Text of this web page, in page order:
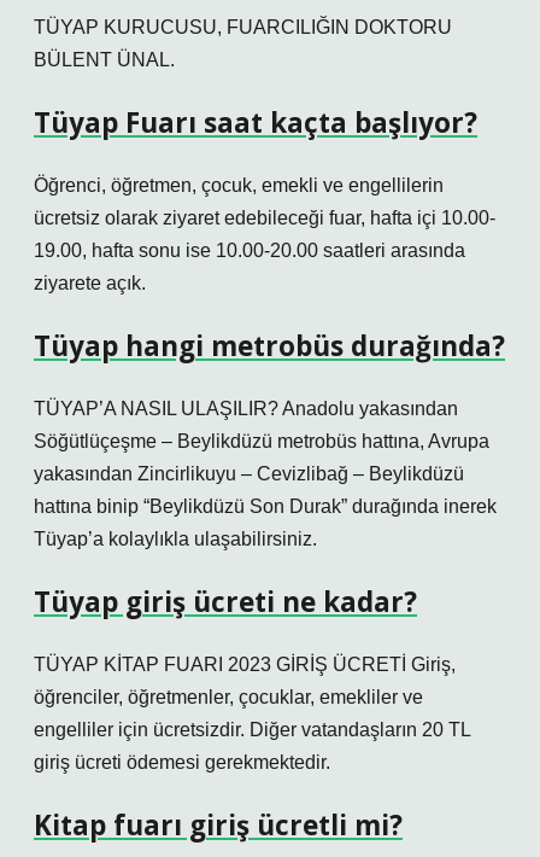
TÜYAP KURUCUSU, FUARCILIĞIN DOKTORU
BÜLENT ÜNAL.
Tüyap Fuarı saat kaçta başlıyor?
Öğrenci, öğretmen, çocuk, emekli ve engellilerin
ücretsiz olarak ziyaret edebileceği fuar, hafta içi 10.00-
19.00, hafta sonu ise 10.00-20.00 saatleri arasında
ziyarete açık.
Tüyap hangi metrobüs durağında?
TÜYAP’A NASIL ULAŞILIR? Anadolu yakasından
Söğütlüçeşme – Beylikdüzü metrobüs hattına, Avrupa
yakasından Zincirlikuyu – Cevizlibağ – Beylikdüzü
hattına binip “Beylikdüzü Son Durak” durağında inerek
Tüyap’a kolaylıkla ulaşabilirsiniz.
Tüyap giriş ücreti ne kadar?
TÜYAP KİTAP FUARI 2023 GİRİŞ ÜCRETİ Giriş,
öğrenciler, öğretmenler, çocuklar, emekliler ve
engelliler için ücretsizdir. Diğer vatandaşların 20 TL
giriş ücreti ödemesi gerekmektedir.
Kitap fuarı giriş ücretli mi?